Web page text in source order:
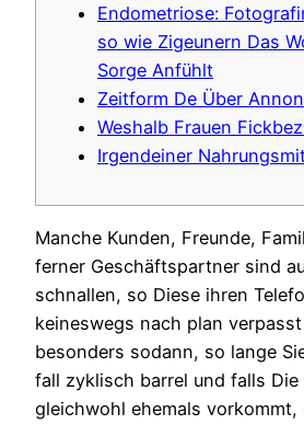
Endometriose:
so wie Zigeunern Das
Sorge Anfühlt
Zeitform De Über
Weshalb Frauen
Irgendeiner
Manche Kunden, Freunde,
ferner Geschäftspartner sind
schnallen, so Diese ihren
keineswegs nach plan
besonders sodann, so lange
fall zyklisch barrel und falls Die
gleichwohl ehemals vorkommt,